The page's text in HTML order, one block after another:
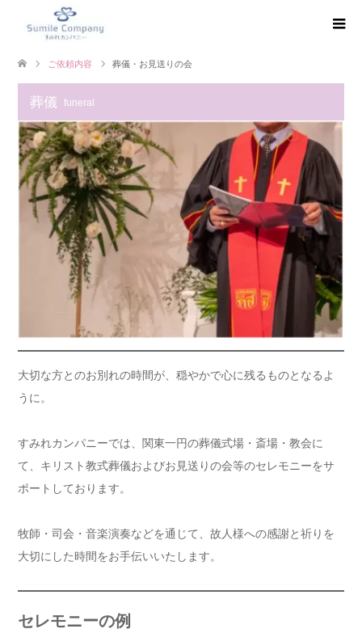
ご依頼内容 葬儀・お見送りの会
葬儀 funeral
大切な方とのお別れの時間が、穏やかで心に残るものとなるよ
うに。
すみれカンパニーでは、関東一円の葬儀式場・斎場・教会に
て、キリスト教式葬儀およびお見送りの会等のセレモニーをサ
ポートしております。
牧師・司会・音楽演奏などを通じて、故人様への感謝と祈りを
大切にした時間をお手伝いいたします。
セレモニーの例